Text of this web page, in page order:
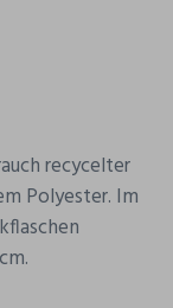
recycelter
Polyester. Im